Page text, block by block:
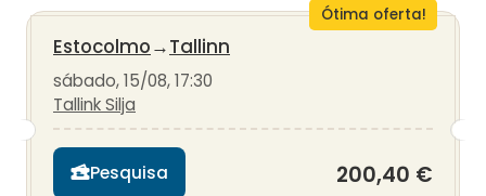
Ótima oferta!
Estocolmo→Tallinn
sábado, 15/08, 17:30
Tallink Silja
Pesquisa 200,40 €